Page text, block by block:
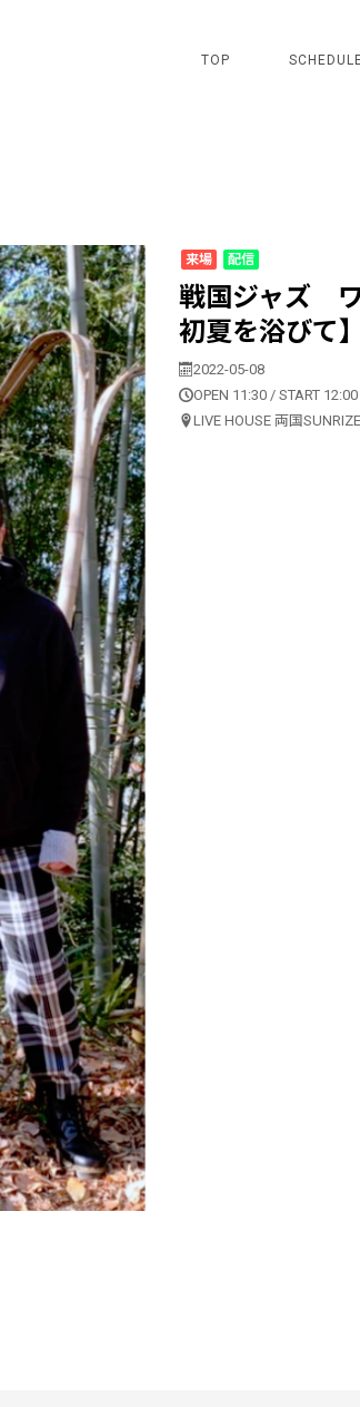
TOP
来場 配信
戦国ジャズ ワ
初夏を浴びて】
2022-05-08
OPEN 11:30 / START 12:00
LIVE HOUSE 両国SUNRIZE